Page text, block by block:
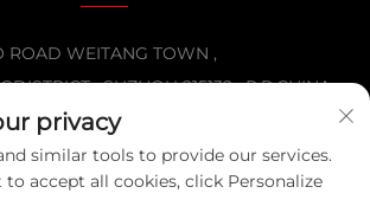
ROAD WEITANG TOWN ,
, SUZHOU 215132 , P.R.CHINA
+86-152 5000 0863
[email protected]
privacy
similar tools to provide our services.
accept all cookies, click Personalize